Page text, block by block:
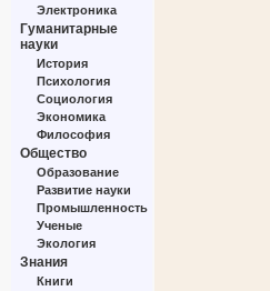
Электроника
Гуманитарные
науки
История
Психология
Социология
Экономика
Философия
Общество
Образование
Развитие науки
Промышленность
Ученые
Экология
Знания
Книги